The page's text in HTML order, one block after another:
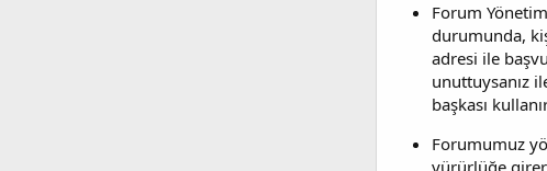
Forum
durumunda,
adresi ile
unuttuysanız
başkası
Forumumuz
yürürlüğe girer